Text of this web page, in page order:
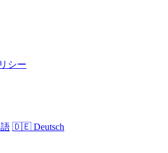
シー
🇩🇪 Deutsch